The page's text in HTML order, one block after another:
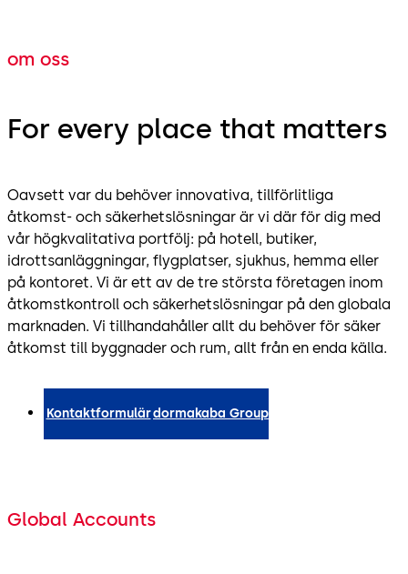
om oss
For every place that matters
Oavsett var du behöver innovativa, tillförlitliga
åtkomst- och säkerhetslösningar är vi där för dig med
vår högkvalitativa portfölj: på hotell, butiker,
idrottsanläggningar, flygplatser, sjukhus, hemma eller
på kontoret. Vi är ett av de tre största företagen inom
åtkomstkontroll och säkerhetslösningar på den globala
marknaden. Vi tillhandahåller allt du behöver för säker
åtkomst till byggnader och rum, allt från en enda källa.
Kontaktformulärdormakaba Group
Global Accounts